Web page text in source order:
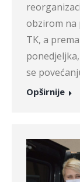
obzirom na
TK, a
se
Opširnije